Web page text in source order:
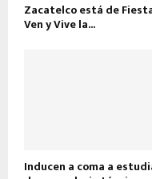
Zacatelco está de
Ven y Vive la...
Inducen a coma a